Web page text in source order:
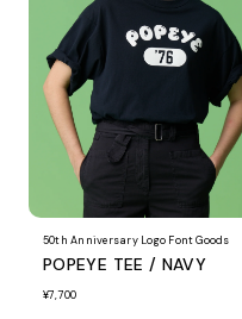
50th Anniversary Logo Font Goods
POPEYE TEE / NAVY
¥7,700